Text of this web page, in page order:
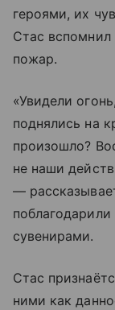
героями, их
Стас
пожар.
«Увидели
поднялись на
произошло?
не наши
—
сувенирами.
Стас
ними как